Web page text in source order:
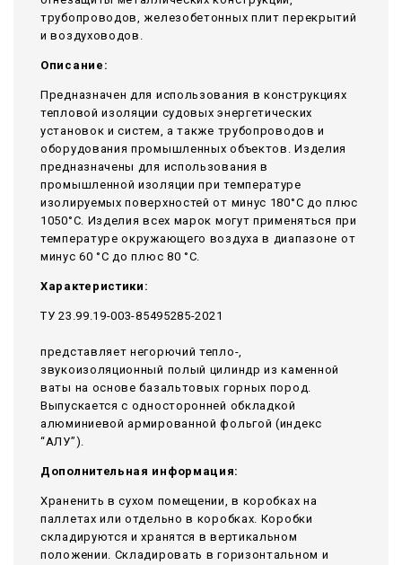
трубопроводов, железобетонных плит перекрытий
и воздуховодов.
Описание:
Предназначен для использования в конструкциях
тепловой изоляции судовых энергетических
установок и систем, а также трубопроводов и
оборудования промышленных объектов. Изделия
предназначены для использования в
промышленной изоляции при температуре
изолируемых поверхностей от минус 180°С до плюс
1050°С. Изделия всех марок могут применяться при
температуре окружающего воздуха в диапазоне от
минус 60 °С до плюс 80 °С.
Характеристики:
ТУ 23.99.19-003-85495285-2021
представляет негорючий тепло-,
звукоизоляционный полый цилиндр из каменной
ваты на основе базальтовых горных пород.
Выпускается с односторонней обкладкой
алюминиевой армированной фольгой (индекс
“АЛУ”).
Дополнительная информация:
Храненить в сухом помещении, в коробках на
паллетах или отдельно в коробках. Коробки
складируются и хранятся в вертикальном
положении. Складировать в горизонтальном и